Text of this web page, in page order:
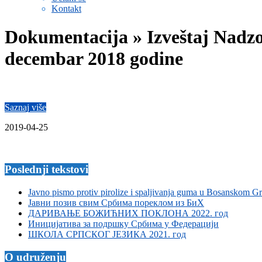
Kontakt
Dokumentacija » Izveštaj
decembar 2018 godine
Saznaj više
2019-04-25
Poslednji tekstovi
Javno pismo protiv pirolize i spaljivanja guma u Bosanskom
Јавни позив свим Србима пореклом из БиХ
ДАРИВАЊЕ БОЖИЋНИХ ПОКЛОНА 2022. год
Иницијатива за подршку Србима у Федерацији
ШКОЛА СРПСКОГ ЈЕЗИКА 2021. год
O udruženju